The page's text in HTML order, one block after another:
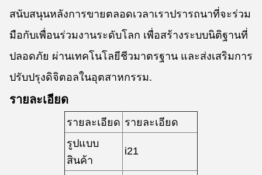
สนับสนุนหลังการขายตลอดเวลาเราปรารถนาที่จะร่วม
มือกับเพื่อนร่วมงานระดับโลก เพื่อสร้างระบบนิติฐานที่
ปลอดภัย ผ่านเทคโนโลยีชีวมาตรฐาน และส่งเสริมการ
ปรับปรุงดิจิตอลในอุตสาหกรรม.
รายละเอียด
รายละเอียด รายละเอียด
รูปแบบ
สินค้า
i21